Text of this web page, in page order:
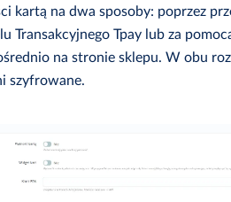
kartą na dwa sposoby: poprzez
Transakcyjnego Tpay lub za
na stronie sklepu. W obu
szyfrowane.